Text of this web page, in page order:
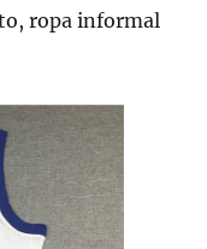
ropa informal